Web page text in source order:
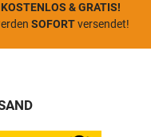
KOSTENLOS & GRATIS!
SOFORTversendet!